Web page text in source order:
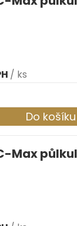
/ ks
Do košíku
Max